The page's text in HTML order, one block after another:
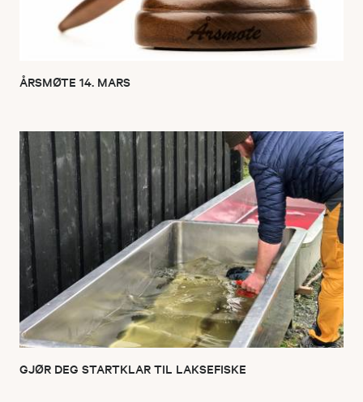
ÅRSMØTE 14. MARS
GJØR DEG STARTKLAR TIL LAKSEFISKE